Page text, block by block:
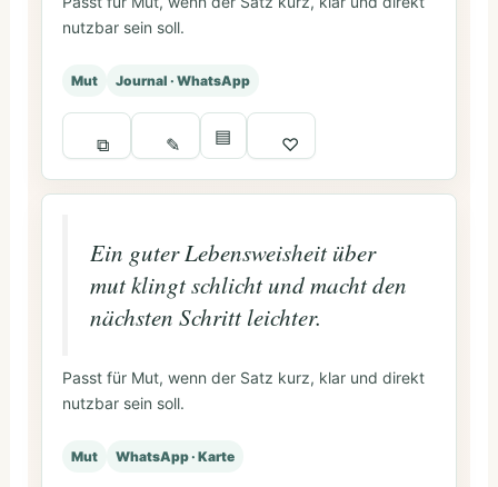
nutzbar sein soll.
Mut Journal · WhatsApp
⧉ ✎ ▤ ♡
Ein guter Lebensweisheit über
mut klingt schlicht und macht den
nächsten Schritt leichter.
Passt für Mut, wenn der Satz kurz, klar und direkt
nutzbar sein soll.
Mut WhatsApp · Karte